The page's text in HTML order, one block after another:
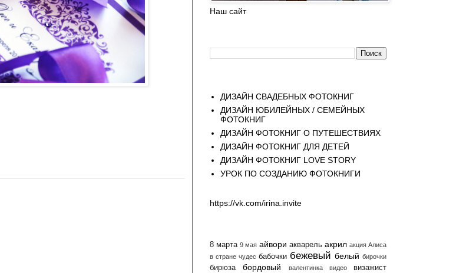
Наш сайт
ДИЗАЙН СВАДЕБНЫХ ФОТОКНИГ
ДИЗАЙН ЮБИЛЕЙНЫХ / СЕМЕЙНЫХ
ФОТОКНИГ
ДИЗАЙН ФОТОКНИГ О ПУТЕШЕСТВИЯХ
ДИЗАЙН ФОТОКНИГ ДЛЯ ДЕТЕЙ
ДИЗАЙН ФОТОКНИГ LOVE STORY
УРОК ПО СОЗДАНИЮ ФОТОКНИГИ
https://vk.com/irina.invite
8 марта 9 мая айвори акварель акрил акция Алиса
в стране чудес бабочки бежевый белый бирочки
бирюза бордовый валентинка видео визажист